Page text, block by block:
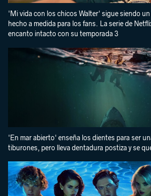
'Mi vida con los chicos Walter' sigue siendo
hecho a medida para los fans. La serie de
encanto intacto con su temporada 3
'En mar abierto' enseña los dientes para ser
tiburones, pero lleva dentadura postiza y se